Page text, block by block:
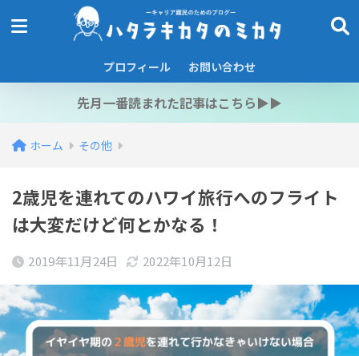
プロフィール お問い合わせ
先月一番読まれた記事はこちら▶︎▶︎
ホーム その他
2歳児を連れてのハワイ旅行へのフライト
は大変だけど何とかなる！
2019年11月24日 2022年10月12日